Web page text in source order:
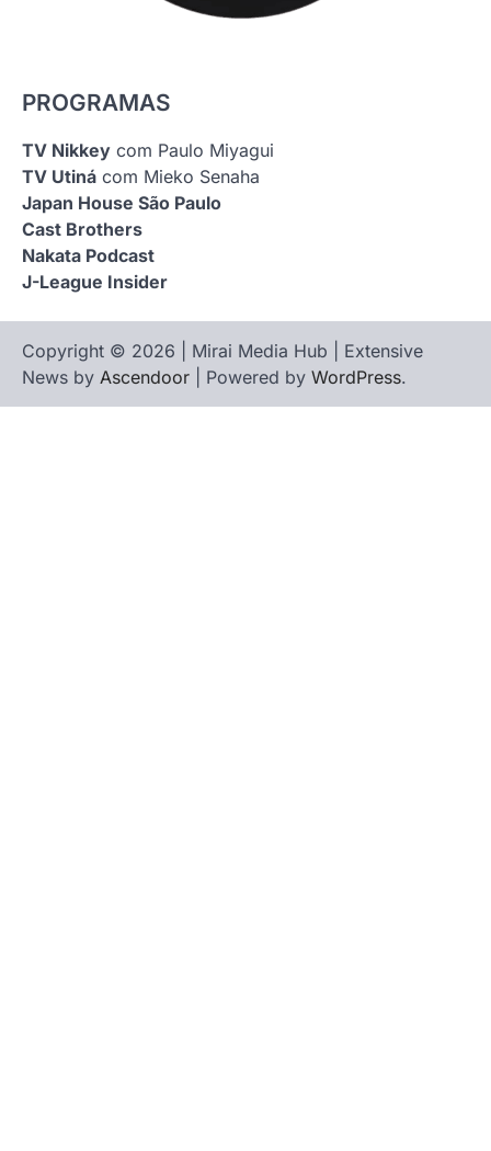
PROGRAMAS
TV Nikkey com Paulo Miyagui
TV Utiná com Mieko Senaha
Japan House São Paulo
Cast Brothers
Nakata Podcast
J-League Insider
Copyright © 2026 | Mirai Media Hub | Extensive
News by Ascendoor | Powered by WordPress.